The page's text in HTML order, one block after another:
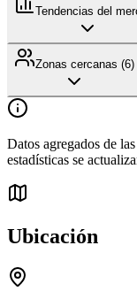
Tendencias del
Zonas cercanas (6)
Datos agregados de
estadísticas se
Ubicación